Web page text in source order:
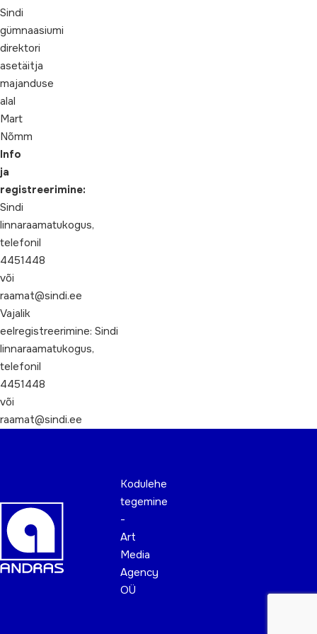
Sindi
gümnaasiumi
direktori
asetäitja
majanduse
alal
Mart
Nõmm
Info
ja
registreerimine:
Sindi
linnaraamatukogus,
telefonil
4451448
või
raamat@sindi.ee
Vajalik
eelregistreerimine: Sindi
linnaraamatukogus,
telefonil
4451448
või
raamat@sindi.ee
Kodulehe
tegemine
-
Art
Media
Agency
OÜ